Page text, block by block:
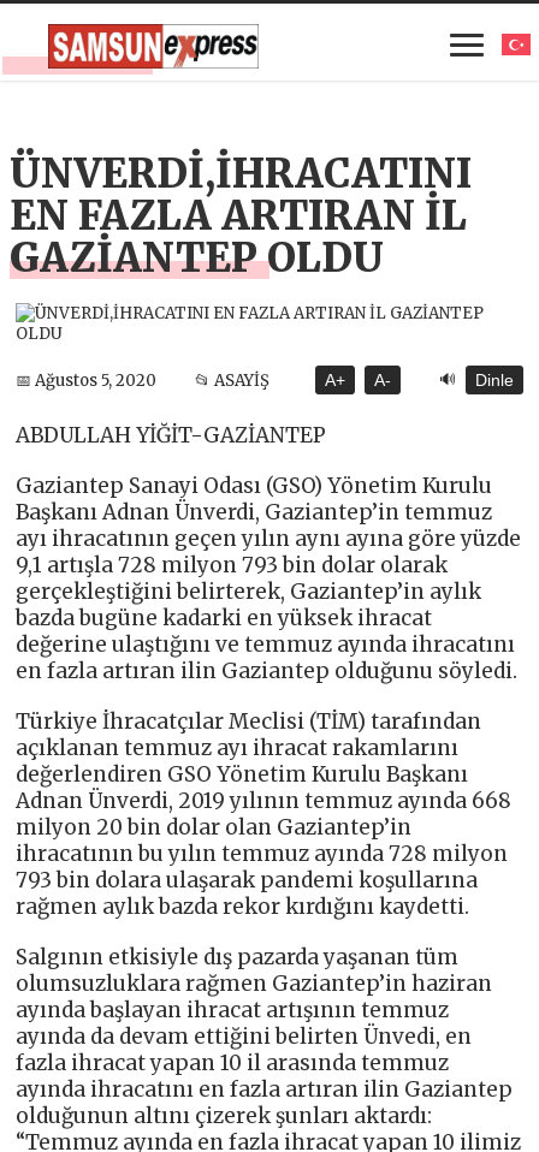
ÜNVERDİ,İHRACATINI
EN FAZLA ARTIRAN İL
GAZİANTEP OLDU
📅 Ağustos 5, 2020 📂 ASAYİŞ A+ A- 🔊 Dinle
ABDULLAH YİĞİT-GAZİANTEP
Gaziantep Sanayi Odası (GSO) Yönetim Kurulu
Başkanı Adnan Ünverdi, Gaziantep’in temmuz
ayı ihracatının geçen yılın aynı ayına göre yüzde
9,1 artışla 728 milyon 793 bin dolar olarak
gerçekleştiğini belirterek, Gaziantep’in aylık
bazda bugüne kadarki en yüksek ihracat
değerine ulaştığını ve temmuz ayında ihracatını
en fazla artıran ilin Gaziantep olduğunu söyledi.
Türkiye İhracatçılar Meclisi (TİM) tarafından
açıklanan temmuz ayı ihracat rakamlarını
değerlendiren GSO Yönetim Kurulu Başkanı
Adnan Ünverdi, 2019 yılının temmuz ayında 668
milyon 20 bin dolar olan Gaziantep’in
ihracatının bu yılın temmuz ayında 728 milyon
793 bin dolara ulaşarak pandemi koşullarına
rağmen aylık bazda rekor kırdığını kaydetti.
Salgının etkisiyle dış pazarda yaşanan tüm
olumsuzluklara rağmen Gaziantep’in haziran
ayında başlayan ihracat artışının temmuz
ayında da devam ettiğini belirten Ünvedi, en
fazla ihracat yapan 10 il arasında temmuz
ayında ihracatını en fazla artıran ilin Gaziantep
olduğunun altını çizerek şunları aktardı:
“Temmuz ayında en fazla ihracat yapan 10 ilimiz